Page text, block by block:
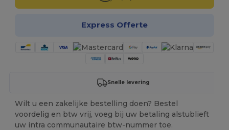
Express Offerte
Snelle levering
Wilt u een zakelijke bestelling doen? Bestel
voordelig en btw vrij, voeg bij uw betaling alstublieft
uw intra communautaire btw-nummer toe.